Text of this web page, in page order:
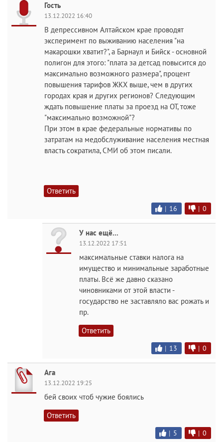
Гость
13.12.2022 16:40
В депрессивном Алтайском крае проводят
эксперимент по выживанию населения "на
макарошки хватит?", а Барнаул и Бийск - основной
полигон для этого: "плата за детсад повысится до
максимально возможного размера", процент
повышения тарифов ЖКХ выше, чем в других
городах края и других регионов? Следующим
ждать повышение платы за проезд на ОТ, тоже
"максимально возможной"?
При этом в крае федеральные нормативы по
затратам на медобслуживание населения местная
власть сократила, СМИ об этом писали.
Ответить
| 16 | 0
У нас ещё...
13.12.2022 17:51
максимальные ставки налога на
имущество и минимальные заработные
платы. Всё же давно сказано
чиновниками от этой власти -
государство не заставляло вас рожать и
пр.
Ответить
| 13 | 0
Ага
13.12.2022 19:25
бей своих чтоб чужие боялись
Ответить
| 5 | 0